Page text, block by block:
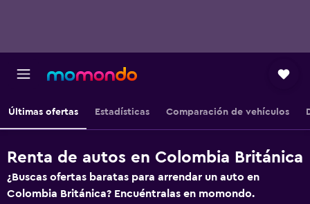
Últimas ofertas Estadísticas Comparación de vehículos
Renta de autos en Colombia Británica
¿Buscas ofertas baratas para arrendar un auto en
Colombia Británica? Encuéntralas en momondo.